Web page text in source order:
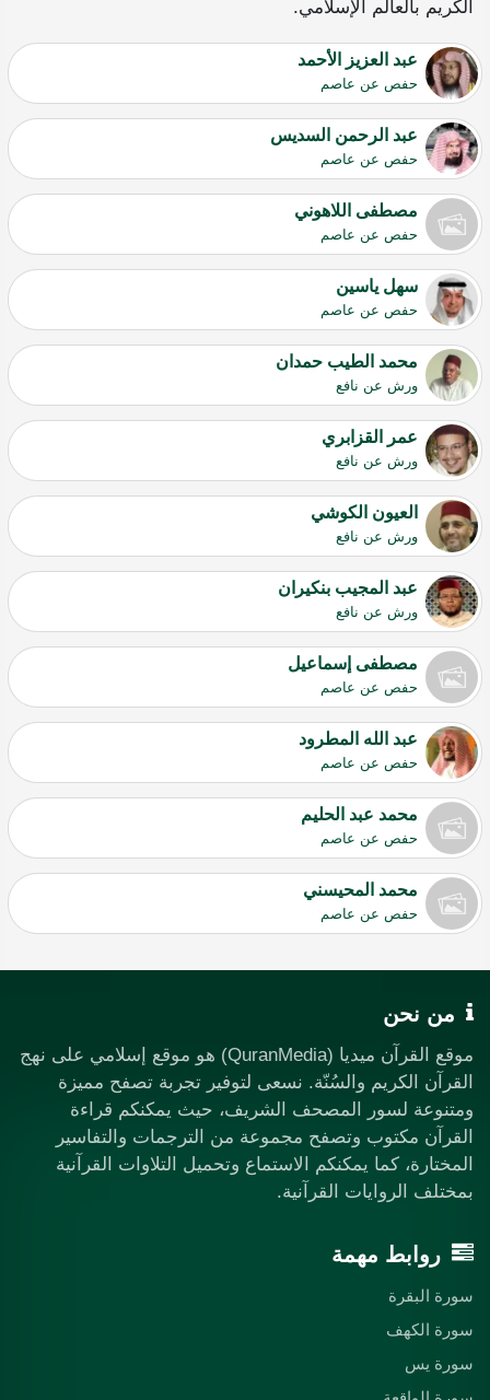
الكريم بالعالم الإسلامي.
عبد العزيز الأحمد
حفص عن عاصم
عبد الرحمن السديس
حفص عن عاصم
مصطفى اللاهوني
حفص عن عاصم
سهل ياسين
حفص عن عاصم
محمد الطيب حمدان
ورش عن نافع
عمر القزابري
ورش عن نافع
العيون الكوشي
ورش عن نافع
عبد المجيب بنكيران
ورش عن نافع
مصطفى إسماعيل
حفص عن عاصم
عبد الله المطرود
حفص عن عاصم
محمد عبد الحليم
حفص عن عاصم
محمد المحيسني
حفص عن عاصم
من نحن
موقع القرآن ميديا (QuranMedia) هو موقع إسلامي على نهج
القرآن الكريم والسُنّة. نسعى لتوفير تجربة تصفح مميزة
ومتنوعة لسور المصحف الشريف، حيث يمكنكم قراءة
القرآن مكتوب وتصفح مجموعة من الترجمات والتفاسير
المختارة، كما يمكنكم الاستماع وتحميل التلاوات القرآنية
بمختلف الروايات القرآنية.
روابط مهمة
سورة البقرة
سورة الكهف
سورة يس